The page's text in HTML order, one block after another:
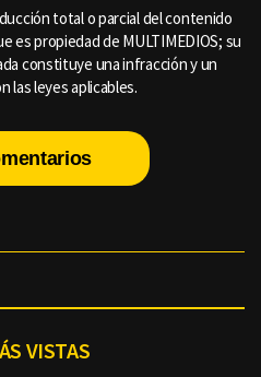
total o parcial del contenido
es propiedad de MULTIMEDIOS; su
constituye una infracción y un
las leyes aplicables.
VISTAS